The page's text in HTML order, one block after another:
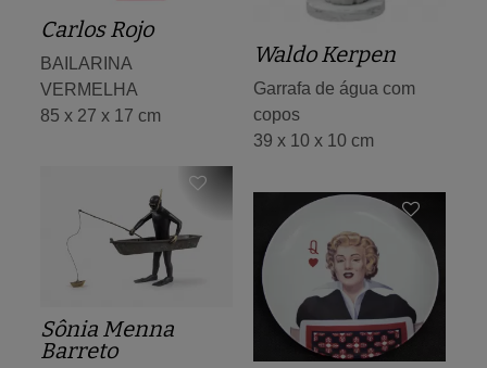
Carlos Rojo
BAILARINA
VERMELHA
85 x 27 x 17 cm
Waldo Kerpen
Garrafa de água com
copos
39 x 10 x 10 cm
Sônia Menna
Barreto